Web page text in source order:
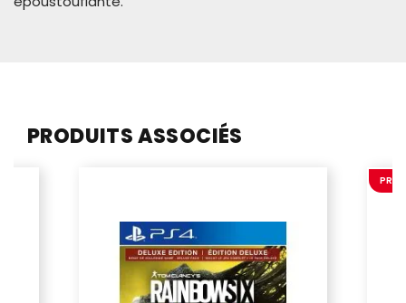
PRODUITS ASSOCIÉS